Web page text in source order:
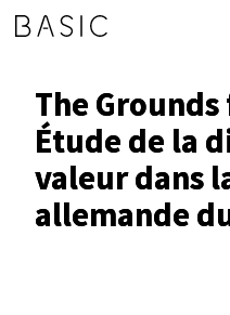
The
Étude de la
valeur dans
allemande